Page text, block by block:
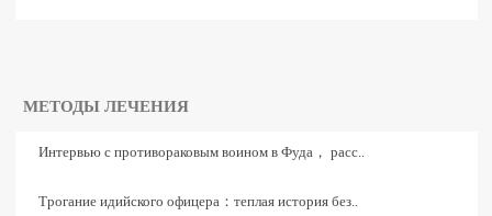
МЕТОДЫ ЛЕЧЕНИЯ
Интервью с противораковым воином в Фуда， расс..
Трогание идийского офицера：теплая история без..